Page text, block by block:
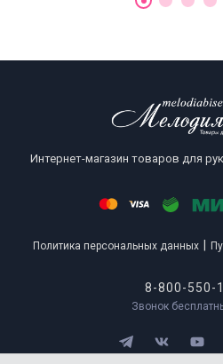
Интернет-магазин товаров для
Политика персональных данных
8-800-550-
Звонок